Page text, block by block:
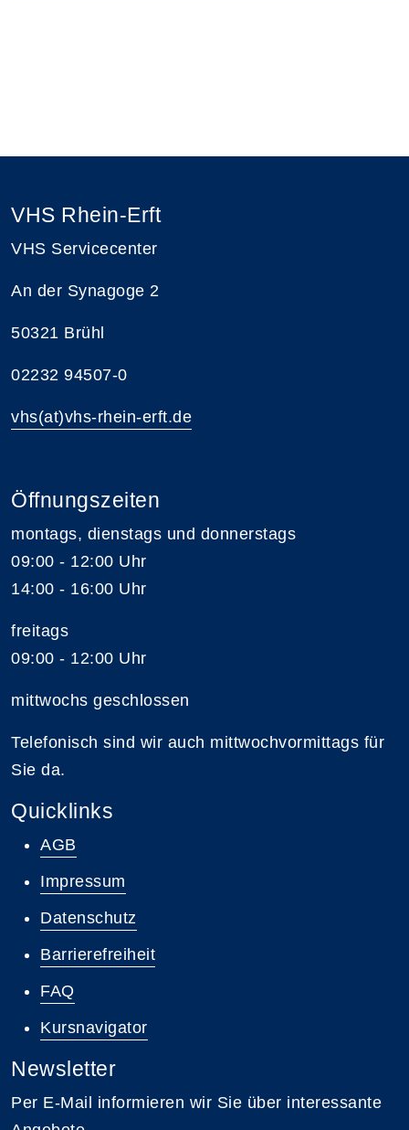
VHS Rhein-Erft
VHS Servicecenter
An der Synagoge 2
50321 Brühl
02232 94507-0
vhs(at)vhs-rhein-erft.de
Öffnungszeiten
montags, dienstags und donnerstags
09:00 - 12:00 Uhr
14:00 - 16:00 Uhr
freitags
09:00 - 12:00 Uhr
mittwochs geschlossen
Telefonisch sind wir auch mittwochvormittags für
Sie da.
Quicklinks
AGB
Impressum
Datenschutz
Barrierefreiheit
FAQ
Kursnavigator
Newsletter
Per E-Mail informieren wir Sie über interessante